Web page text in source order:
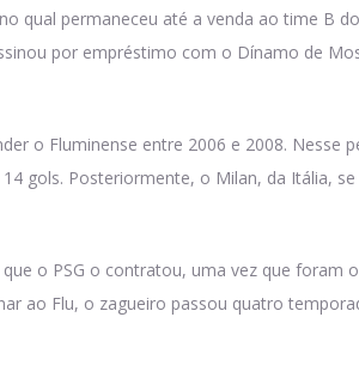
qual permaneceu até a venda ao time B
por empréstimo com o Dínamo de
o Fluminense entre 2006 e 2008. Nesse
gols. Posteriormente, o Milan, da Itália,
o PSG o contratou, uma vez que foram
ao Flu, o zagueiro passou quatro